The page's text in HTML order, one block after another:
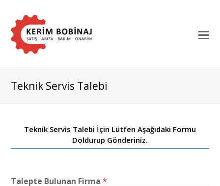
Teknik Servis Talebi
Teknik Servis Talebi İçin Lütfen Aşağıdaki Formu
Doldurup Gönderiniz.
Talepte Bulunan Firma*